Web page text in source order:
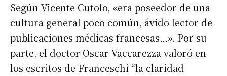
Según Vicente Cutolo, «era poseedor de una
cultura general poco común, ávido lector de
publicaciones médicas francesas…». Por su
parte, el doctor Oscar Vaccarezza valoró en
los escritos de Franceschi “la claridad